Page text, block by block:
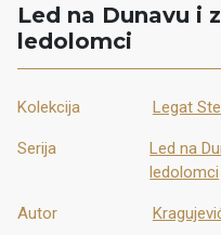
Led na Dunavu i
ledolomci
Kolekcija Legat
Serija
Led na
ledolomci
Autor